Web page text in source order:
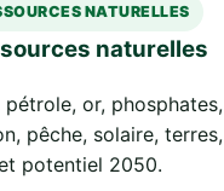
NATURELLES
naturelles
pétrole, or, phosphates,
pêche, solaire, terres,
potentiel 2050.